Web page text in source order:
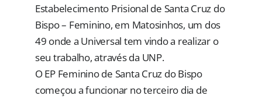
Estabelecimento Prisional de Santa Cruz do
Bispo – Feminino, em Matosinhos, um dos
49 onde a Universal tem vindo a realizar o
seu trabalho, através da UNP.
O EP Feminino de Santa Cruz do Bispo
começou a funcionar no terceiro dia de